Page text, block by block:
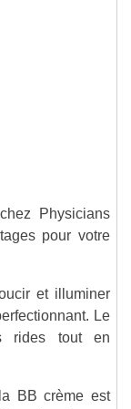
Physicians
pour votre
et illuminer
Le
rides tout en
BB crème est